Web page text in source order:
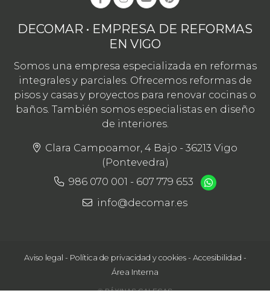
DECOMAR • EMPRESA DE REFORMAS
EN VIGO
Somos una empresa especializada en reformas
integrales y parciales. Ofrecemos reformas de
pisos y casas y proyectos para renovar cocinas o
baños. También somos especialistas en diseño
de interiores.
Clara Campoamor, 4 Bajo - 36213 Vigo
(Pontevedra)
986 070 001 - 607 779 653
info@decomar.es
Aviso legal - Política de privacidad y cookies- Accesibilidad -
Área Interna
© PÁXINAS GALEGAS